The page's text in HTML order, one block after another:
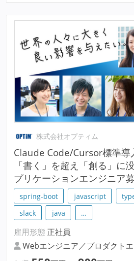
株式会社オプティム
Claude Code/Cursor標準導
「書く」を超え「創る」に
プリケーションエンジニア
spring-boot javascript
slack
java …
雇用形態 正社員
Webエンジニア／プロダクト